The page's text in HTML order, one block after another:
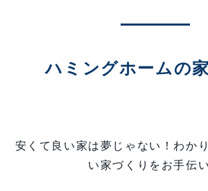
ハミングホームの
安くて良い家は夢じゃない！わか
い家づくりをお手伝い